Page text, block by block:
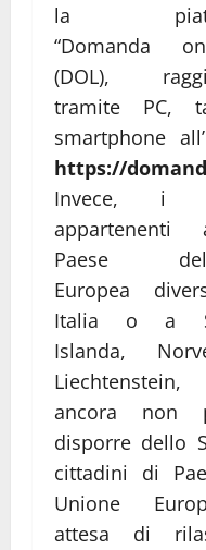
la
“Domanda
(DOL),
tramite PC,
smartphone
https://
Invece, i
Paese
Europea
Italia o a
Islanda,
ancora non
disporre dello
cittadini di
Unione
attesa di